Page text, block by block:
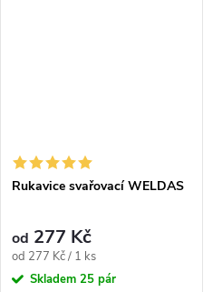
Rukavice svařovací WELDAS
od 277 Kč
Měrná cena:
od 277 Kč / 1 ks
Skladem 25 pár